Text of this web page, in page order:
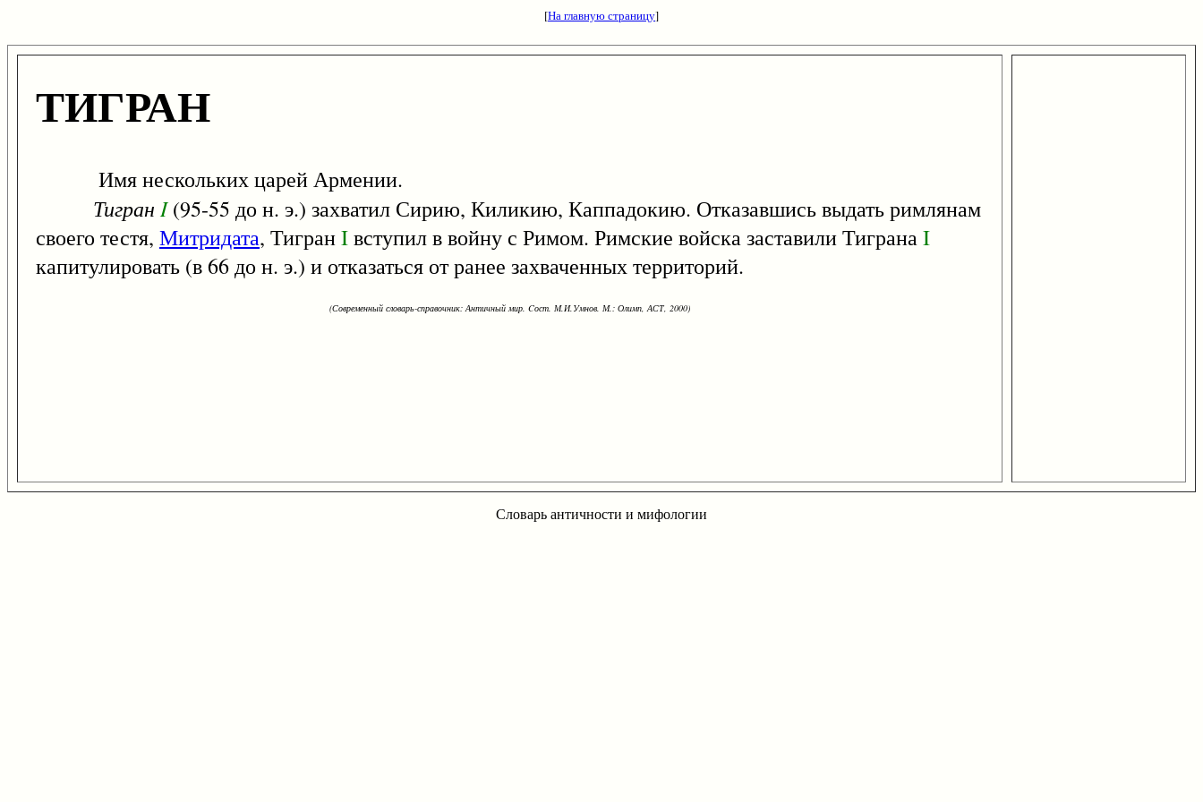
[На главную страницу]
ТИГРАН
Имя нескольких царей Армении.
Тигран I(95-55 до н. э.) захватил Сирию, Киликию, Каппадокию. Отказавшись выдать римлянам
своего тестя, Митридата, ТигранIвступил в войну с Римом. Римские войска заставили ТигранаI
капитулировать (в 66 до н. э.) и отказаться от ранее захваченных территорий.
(Современный словарь-справочник: Античный мир. Cост. М.И.Умнов. М.: Олимп, АСТ, 2000)
Словарь античности и мифологии